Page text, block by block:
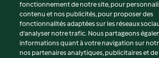
© Copyright 2026
Conditions d'utilisation
Politique de confidentialité
Non-responsabilité
fonctionnement de notre site, pour
contenu et nos publicités, pour proposer des
fonctionnalités adaptées sur les réseaux
d’analyser notre trafic. Nous partageons
informations quant à votre navigation sur
nos partenaires analytiques, publicitaires et de